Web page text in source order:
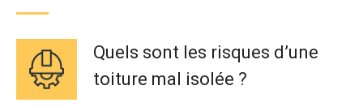
Quels sont les risques d’une
toiture mal isolée ?